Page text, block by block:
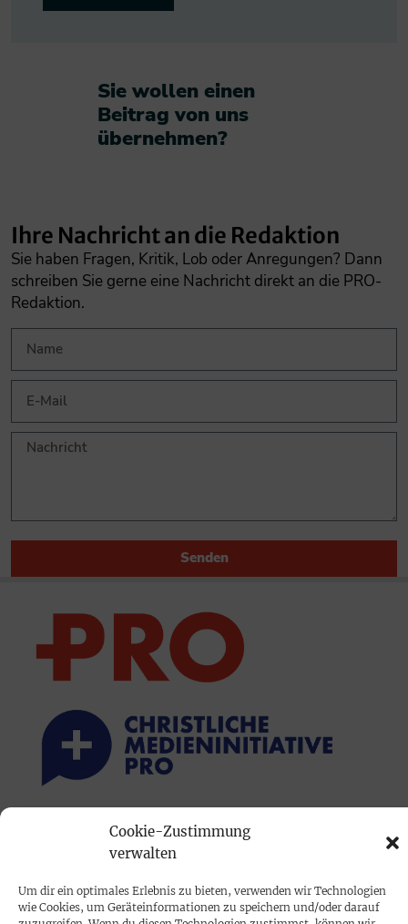
Cookie-Zustimmung
verwalten
Um dir ein optimales Erlebnis zu bieten, verwenden wir Technologien
wie Cookies, um Geräteinformationen zu speichern und/oder darauf
Sie wollen einen
Beitrag von uns
übernehmen?​
Ihre Nachricht an die Redaktion
Sie haben Fragen, Kritik, Lob oder Anregungen? Dann
schreiben Sie gerne eine Nachricht direkt an die PRO-
Redaktion.
Senden
PRINTAUSGABE
Mediadaten
PROKOMPAKT